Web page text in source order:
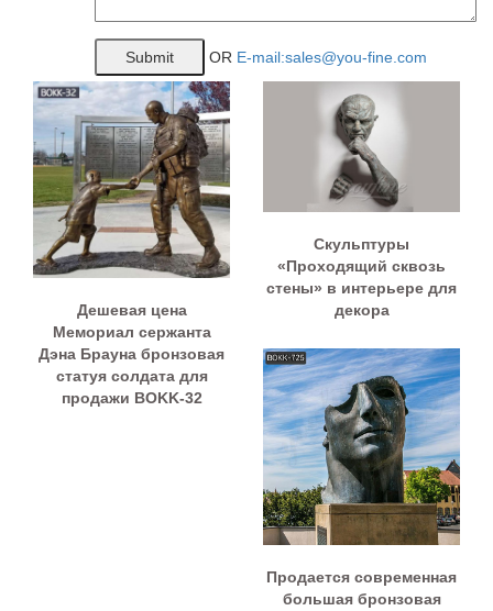
OR E-mail:sales@you-fine.com
Дешевая цена
Мемориал сержанта
Дэна Брауна бронзовая
статуя солдата для
продажи BOKK-32
Скульптуры
«Проходящий сквозь
стены» в интерьере для
декора
Продается современная
большая бронзовая